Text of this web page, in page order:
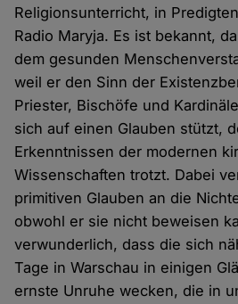
Religionsunterricht, in
Radio Maryja. Es ist bekannt,
dem gesunden
weil er den Sinn der
Priester, Bischöfe und
sich auf einen Glauben stützt,
Erkenntnissen der modernen
Wissenschaften trotzt. Dabei
primitiven Glauben an die
obwohl er sie nicht beweisen
verwunderlich, dass die sich
Tage in Warschau in einigen
ernste Unruhe wecken, die in